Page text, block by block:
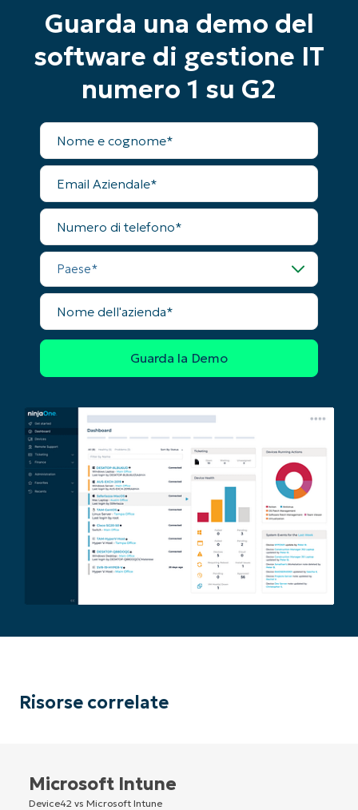
Guarda una demo del
software di gestione IT
numero 1 su G2
Nome
completo
Email
Aziendale
Numero
telefono
Paese
Nome
dell'azienda
Risorse correlate
Microsoft Intune
Device42 vs Microsoft Intune
Business
email*
number*
Paese
Company
name*